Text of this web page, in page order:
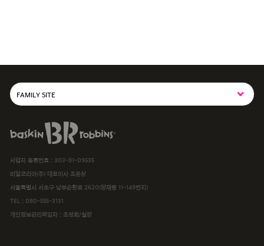
FAMILY SITE
SPC MAGAZINE
해피포인트카드
파스쿠찌
삼립
baskiN robbiNs
사업자 등록번호 : 303-81-09535
비알코리아(주) 대표이사 조윤상
서울특별시 서초구 남부순환로 2620(양재동 11-149번지)
TEL : 080-555-3131
개인정보관리책임자 : 조성희/실장